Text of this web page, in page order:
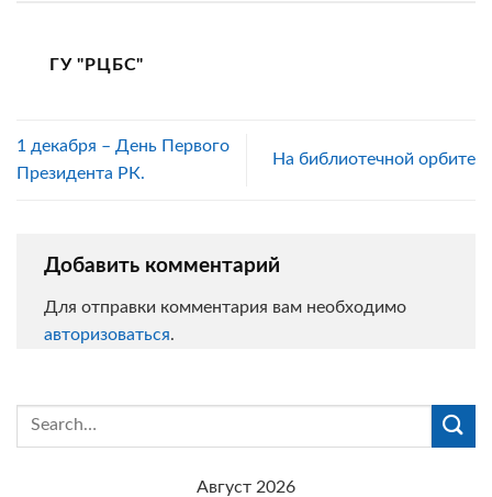
ГУ "РЦБС"
1 декабря – День Первого
Президента РК.
На библиотечной орбите
Добавить комментарий
Для отправки комментария вам необходимо
авторизоваться.
Август 2026